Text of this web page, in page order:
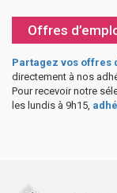
Offres
Partagez vos offres
directement à nos
Pour recevoir notre
les lundis à 9h15,